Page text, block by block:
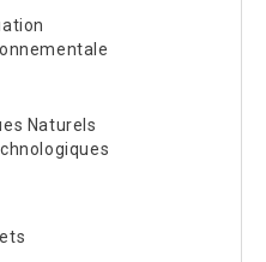
Naturels